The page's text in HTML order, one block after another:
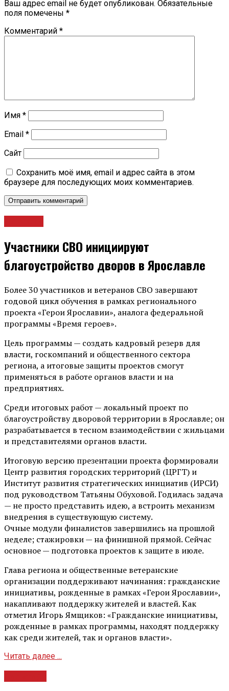
Ваш адрес email не будет опубликован. Обязательные
поля помечены *
Комментарий *
Имя *
Email *
Сайт
Сохранить моё имя, email и адрес сайта в этом
браузере для последующих моих комментариев.
Участники СВО инициируют
благоустройство дворов в Ярославле
Более 30 участников и ветеранов СВО завершают
годовой цикл обучения в рамках регионального
проекта «Герои Ярославии», аналога федеральной
программы «Время героев».
Цель программы — создать кадровый резерв для
власти, госкомпаний и общественного сектора
региона, а итоговые защиты проектов смогут
применяться в работе органов власти и на
предприятиях.
Среди итоговых работ — локальный проект по
благоустройству дворовой территории в Ярославле; он
разрабатывается в тесном взаимодействии с жильцами
и представителями органов власти.
Итоговую версию презентации проекта формировали
Центр развития городских территорий (ЦРГТ) и
Институт развития стратегических инициатив (ИРСИ)
под руководством Татьяны Обуховой. Годилась задача
— не просто представить идею, а встроить механизм
внедрения в существующую систему.
Очные модули финалистов завершились на прошлой
неделе; стажировки — на финишной прямой. Сейчас
основное — подготовка проектов к защите в июле.
Глава региона и общественные ветеранские
организации поддерживают начинания: гражданские
инициативы, рожденные в рамках «Герои Ярославии»,
накапливают поддержку жителей и властей. Как
отметил Игорь Ямщиков: «Гражданские инициативы,
рожденные в рамках программы, находят поддержку
как среди жителей, так и органов власти».
Читать далее ...